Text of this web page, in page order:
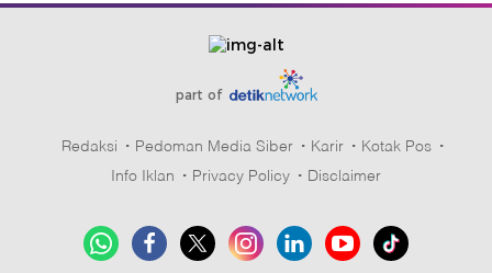
part of
Redaksi Pedoman Media Siber Karir
Kotak Pos
Info Iklan
Privacy Policy Disclaimer